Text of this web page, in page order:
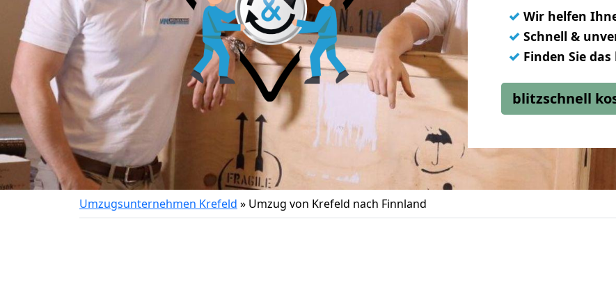
✓ Wir helfen
✓ Schnell &
✓ Finden Sie
blitzschnell
Umzugsunternehmen Krefeld » Umzug von Krefeld nach Finnland